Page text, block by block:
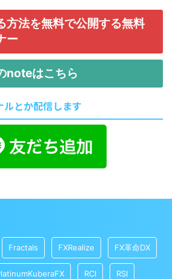
方法を無料で公開する無料
ー
noteはこちら
とか配信します
Fractals FXRealize FX革命DX
RCI RSI